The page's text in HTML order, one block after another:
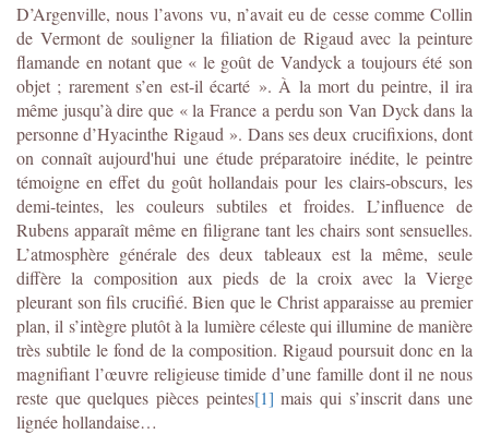
D’Argenville, nous l’avons vu, n’avait eu de cesse comme Collin
de Vermont de souligner la filiation de Rigaud avec la peinture
flamande en notant que « le goût de Vandyck a toujours été son
objet ; rarement s’en est-il écarté ». À la mort du peintre, il ira
même jusqu’à dire que « la France a perdu son Van Dyck dans la
personne d’Hyacinthe Rigaud ». Dans ses deux crucifixions, dont
on connaît aujourd'hui une étude préparatoire inédite, le peintre
témoigne en effet du goût hollandais pour les clairs-obscurs, les
demi-teintes, les couleurs subtiles et froides. L’influence de
Rubens apparaît même en filigrane tant les chairs sont sensuelles.
L’atmosphère générale des deux tableaux est la même, seule
diffère la composition aux pieds de la croix avec la Vierge
pleurant son fils crucifié. Bien que le Christ apparaisse au premier
plan, il s’intègre plutôt à la lumière céleste qui illumine de manière
très subtile le fond de la composition. Rigaud poursuit donc en la
magnifiant l’œuvre religieuse timide d’une famille dont il ne nous
reste que quelques pièces peintes[1] mais qui s’inscrit dans une
lignée hollandaise…